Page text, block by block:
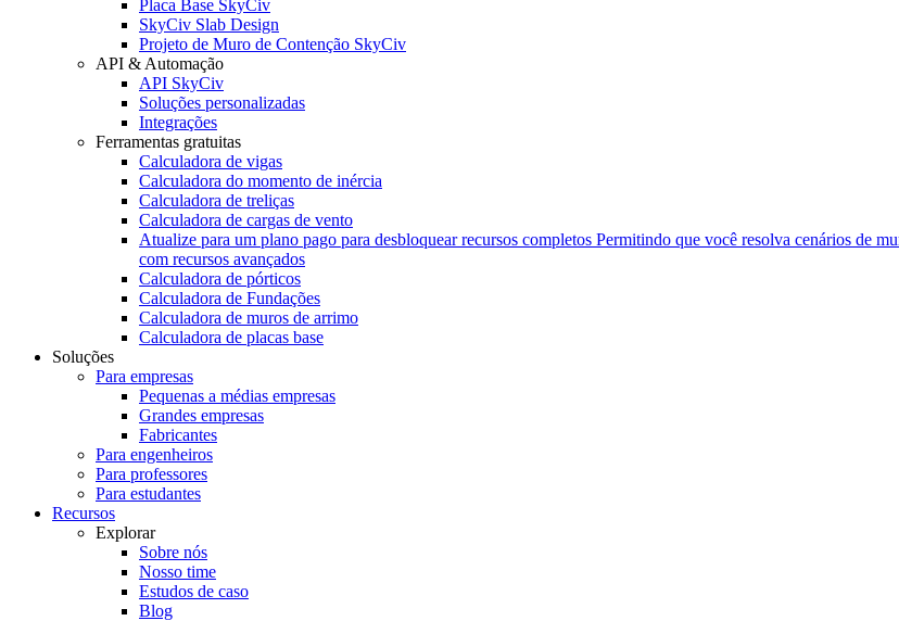
Placa Base SkyCiv
SkyCiv Slab Design
Projeto de Muro de Contenção SkyCiv
API & Automação
API SkyCiv
Soluções personalizadas
Integrações
Ferramentas gratuitas
Calculadora de vigas
Calculadora do momento de inércia
Calculadora de treliças
Calculadora de cargas de vento
Atualize para um plano pago para desbloquear recursos completos Permitindo que você resolva cenários de
com recursos avançados
Calculadora de pórticos
Calculadora de Fundações
Calculadora de muros de arrimo
Calculadora de placas base
Soluções
Para empresas
Pequenas a médias empresas
Grandes empresas
Fabricantes
Para engenheiros
Para professores
Para estudantes
Recursos
Explorar
Sobre nós
Nosso time
Estudos de caso
Blog